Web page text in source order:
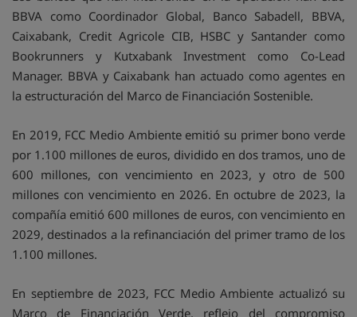
BBVA como Coordinador Global, Banco Sabadell, BBVA,
Caixabank, Credit Agricole CIB, HSBC y Santander como
Bookrunners y Kutxabank Investment como Co-Lead
Manager. BBVA y Caixabank han actuado como agentes en
la estructuración del Marco de Financiación Sostenible.
En 2019, FCC Medio Ambiente emitió su primer bono verde
por 1.100 millones de euros, dividido en dos tramos, uno de
600 millones, con vencimiento en 2023, y otro de 500
millones con vencimiento en 2026. En octubre de 2023, la
compañía emitió 600 millones de euros, con vencimiento en
2029, destinados a la refinanciación del primer tramo de los
1.100 millones.
En septiembre de 2023, FCC Medio Ambiente actualizó su
Marco de Financiación Verde, reflejo del compromiso